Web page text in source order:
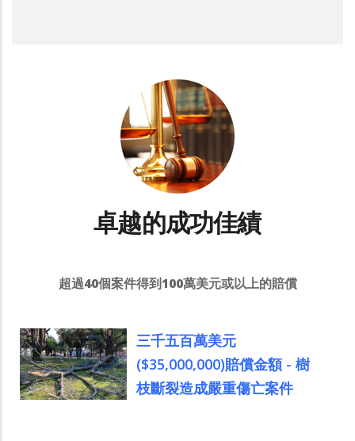
卓越的成功佳績
超過40個案件得到100萬美元或以上的賠償
三千五百萬美元
($35,000,000)賠償金額 - 樹
枝斷裂造成嚴重傷亡案件